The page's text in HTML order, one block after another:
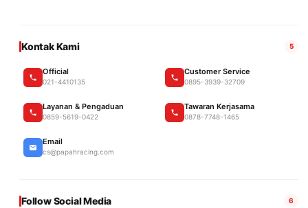
Kontak Kami 5
Official
021-4410135
Customer Service
0895-3939-32709
Layanan & Pengaduan
0859-5619-0422
Tawaran Kerjasama
0878-7748-1465
Email
cs@papahracing.com
Follow Social Media 6